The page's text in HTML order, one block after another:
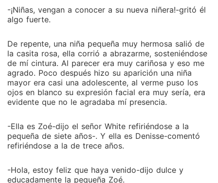
-¡Niñas, vengan a conocer a su nueva niñera!-gritó él
algo fuerte.
De repente, una niña pequeña muy hermosa salió de
la casita rosa, ella corrió a abrazarme, sosteniéndose
de mí cintura. Al parecer era muy cariñosa y eso me
agrado. Poco después hizo su aparición una niña
mayor era casi una adolescente, al verme puso los
ojos en blanco su expresión facial era muy sería, era
evidente que no le agradaba mí presencia.
-Ella es Zoé-dijo el señor White refiriéndose a la
pequeña de siete años-. Y ella es Denisse-comentó
refiriéndose a la de trece años.
-Hola, estoy feliz que haya venido-dijo dulce y
educadamente la pequeña Zoé.